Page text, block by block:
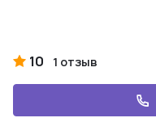
10 1 отзыв